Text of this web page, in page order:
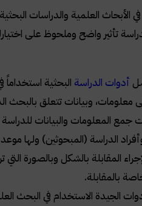
الأبحاث العلمية والدراسات
تأثير واضح وملحوظ على
أدوات الدراسة البحثية
وبيانات تتعلق بالبحث
جمع المعلومات والبيانات
الدراسة (المبحوثين) ولها
لإجراء المقابلة بالشكل
بالمقابلة.
الجيدة الاستخدام في